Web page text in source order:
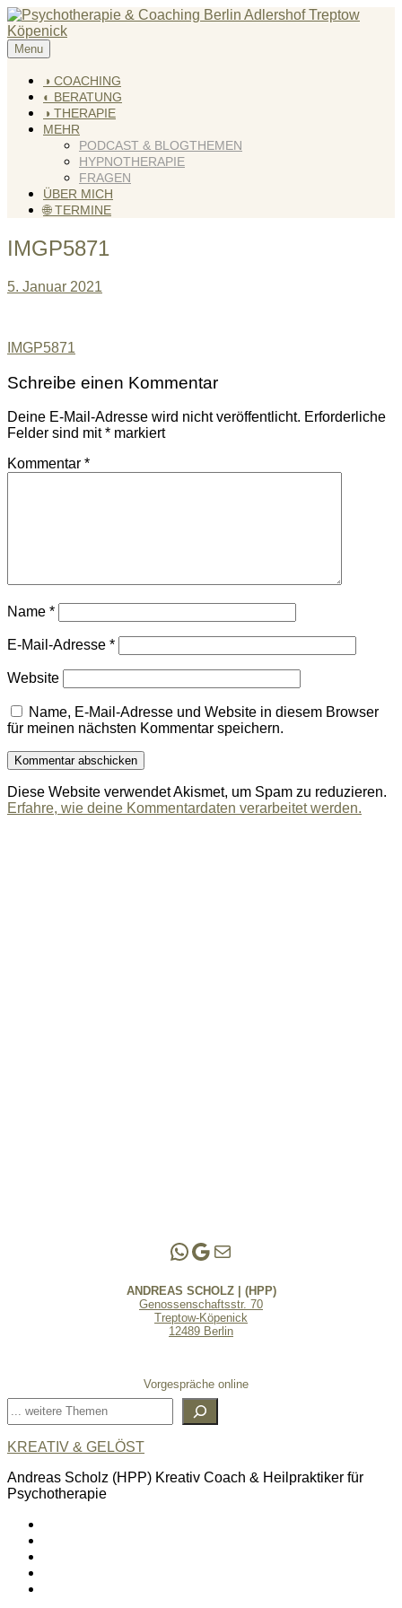
Skip
to
content
KREATIV & GELÖST
Andreas Scholz (HPP) Kreativ Coach & Heilpraktiker für
Psychotherapie
Menu
◑ COACHING
◐ BERATUNG
◑ THERAPIE
MEHR
PODCAST & BLOGTHEMEN
HYPNOTHERAPIE
FRAGEN
ÜBER MICH
🌐 TERMINE
IMGP5871
5. Januar 2021
Beitragsnavigation
IMGP5871
Schreibe einen Kommentar
Deine E-Mail-Adresse wird nicht veröffentlicht. Erforderliche
Felder sind mit* markiert
Kommentar *
Name *
E-Mail-Adresse *
Website
Name, E-Mail-Adresse und Website in diesem Browser
für meinen nächsten Kommentar speichern.
Diese Website verwendet Akismet, um Spam zu reduzieren.
Erfahre, wie deine Kommentardaten verarbeitet werden.
Andreas Scholz | (HPP)
Praxis Adlershof
E-Mail an mich ...
ANDREAS SCHOLZ | (HPP)
Genossenschaftsstr. 70
Treptow-Köpenick
12489 Berlin
Vorgespräche online
Suchen
KREATIV & GELÖST
Andreas Scholz (HPP) Kreativ Coach & Heilpraktiker für
Psychotherapie